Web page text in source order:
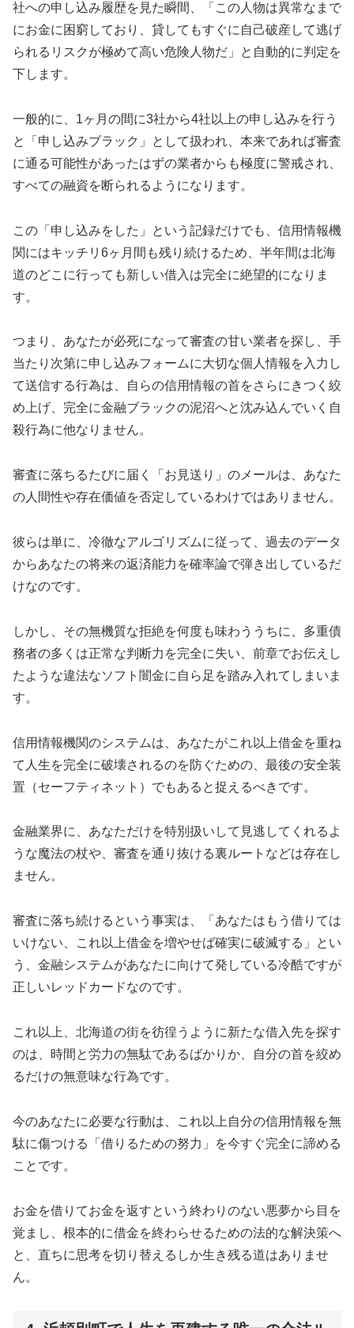
社への申し込み履歴を見た瞬間、「この人物は異常なまで
にお金に困窮しており、貸してもすぐに自己破産して逃げ
られるリスクが極めて高い危険人物だ」と自動的に判定を
下します。
一般的に、1ヶ月の間に3社から4社以上の申し込みを行う
と「申し込みブラック」として扱われ、本来であれば審査
に通る可能性があったはずの業者からも極度に警戒され、
すべての融資を断られるようになります。
この「申し込みをした」という記録だけでも、信用情報機
関にはキッチリ6ヶ月間も残り続けるため、半年間は北海
道のどこに行っても新しい借入は完全に絶望的になりま
す。
つまり、あなたが必死になって審査の甘い業者を探し、手
当たり次第に申し込みフォームに大切な個人情報を入力し
て送信する行為は、自らの信用情報の首をさらにきつく絞
め上げ、完全に金融ブラックの泥沼へと沈み込んでいく自
殺行為に他なりません。
審査に落ちるたびに届く「お見送り」のメールは、あなた
の人間性や存在価値を否定しているわけではありません。
彼らは単に、冷徹なアルゴリズムに従って、過去のデータ
からあなたの将来の返済能力を確率論で弾き出しているだ
けなのです。
しかし、その無機質な拒絶を何度も味わううちに、多重債
務者の多くは正常な判断力を完全に失い、前章でお伝えし
たような違法なソフト闇金に自ら足を踏み入れてしまいま
す。
信用情報機関のシステムは、あなたがこれ以上借金を重ね
て人生を完全に破壊されるのを防ぐための、最後の安全装
置（セーフティネット）でもあると捉えるべきです。
金融業界に、あなただけを特別扱いして見逃してくれるよ
うな魔法の杖や、審査を通り抜ける裏ルートなどは存在し
ません。
審査に落ち続けるという事実は、「あなたはもう借りては
いけない、これ以上借金を増やせば確実に破滅する」とい
う、金融システムがあなたに向けて発している冷酷ですが
正しいレッドカードなのです。
これ以上、北海道の街を彷徨うように新たな借入先を探す
のは、時間と労力の無駄であるばかりか、自分の首を絞め
るだけの無意味な行為です。
今のあなたに必要な行動は、これ以上自分の信用情報を無
駄に傷つける「借りるための努力」を今すぐ完全に諦める
ことです。
お金を借りてお金を返すという終わりのない悪夢から目を
覚まし、根本的に借金を終わらせるための法的な解決策へ
と、直ちに思考を切り替えるしか生き残る道はありませ
ん。